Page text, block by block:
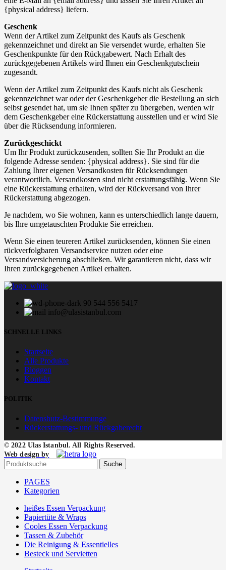
{physical address} liefern.
Geschenk
Wenn der Artikel zum Zeitpunkt des Kaufs als Geschenk
gekennzeichnet und direkt an Sie versendet wurde, erhalten Sie
Geschenkpunkte für den Rückgabewert. Nach Erhalt des
zurückgegebenen Artikels wird Ihnen ein Geschenkgutschein
zugesandt.
Wenn der Artikel zum Zeitpunkt des Kaufs nicht als Geschenk
gekennzeichnet war oder der Geschenkgeber die Bestellung an sich
selbst gesendet hat, um sie Ihnen später zu übergeben, werden wir
dem Geschenkgeber eine Rückerstattung ausstellen und er wird Sie
über die Rücksendung informieren.
Zurückgeschickt
Um Ihr Produkt zurückzusenden, sollten Sie Ihr Produkt an die
folgende Adresse senden: {physical address}. Sie sind für die
Zahlung Ihrer eigenen Versandkosten für Rücksendungen
verantwortlich. Versandkosten sind nicht erstattungsfähig. Wenn Sie
eine Rückerstattung erhalten, wird der Rückversand von Ihrer
Rückerstattung abgezogen.
Je nachdem, wo Sie wohnen, kann es unterschiedlich lange dauern,
bis Ihre umgetauschten Produkte Sie erreichen.
Wenn Sie einen teureren Artikel zurücksenden, können Sie einen
rückverfolgbaren Versandservice nutzen oder eine
Versandversicherung abschließen. Wir garantieren nicht, dass wir
Ihren zurückgegebenen Artikel erhalten.
90 544 556 5417
info@ulasistanbul.com
SCHNELLE LINKS
Startseite
Alle Produkte
Bloggen
Kontakt
POLITIK
Datenshutz-Bestimmunge
Rückerstattungs- und Rückgaberecht
© 2022 Ulas Istanbul. All Rights Reserved.
Web design by
Suche
PAGES
Kategorien
heißes Essen Verpackung
Papiertüte & Wraps
Cooles Essen Verpackung
Tassen & Zubehör
Die Reinigung & Essentielles
Besteck und Servietten